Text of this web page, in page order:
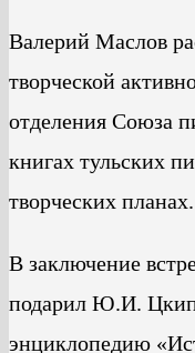
Валерий Маслов
творческой
отделения Союза
книгах тульских
творческих планах.
В заключение
подарил Ю.И.
энциклопедию